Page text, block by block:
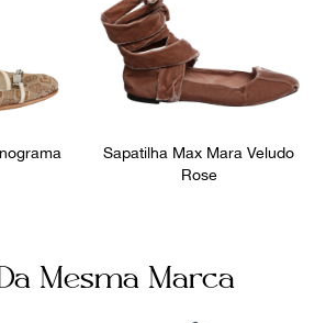
Sapatilha Max Mara Veludo
Rose
Mesma Marca